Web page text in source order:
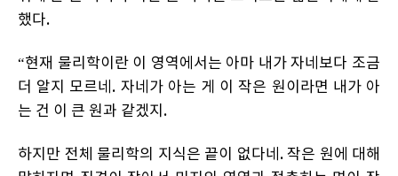
했다.
​“현재 물리학이란 이 영역에서는 아마 내가 자네보다 조금
더 알지 모르네. 자네가 아는 게 이 작은 원이라면 내가 아
는 건 이 큰 원과 같겠지.
하지만 전체 물리학의 지식은 끝이 없다네. 작은 원에 대해